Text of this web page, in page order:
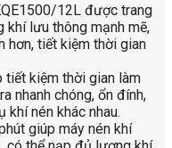
12L được trang
khí lưu thông mạnh mẽ,
hơn, tiết kiệm thời gian
kiệm thời gian làm
nhanh chóng, ổn đính,
khí nén khác nhau.
giúp máy nén khí